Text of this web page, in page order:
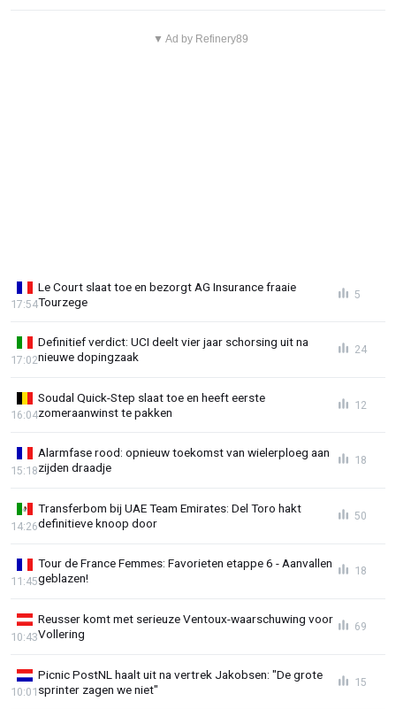
▼ Ad by Refinery89
Le Court slaat toe en bezorgt AG Insurance fraaie
Tourzege
17:54
5
Definitief verdict: UCI deelt vier jaar schorsing uit na
nieuwe dopingzaak
17:02
24
Soudal Quick-Step slaat toe en heeft eerste
zomeraanwinst te pakken
16:04
12
Alarmfase rood: opnieuw toekomst van wielerploeg aan
zijden draadje
15:18
18
Transferbom bij UAE Team Emirates: Del Toro hakt
definitieve knoop door
14:26
50
Tour de France Femmes: Favorieten etappe 6 - Aanvallen
geblazen!
11:45
18
Reusser komt met serieuze Ventoux-waarschuwing voor
Vollering
10:43
69
Picnic PostNL haalt uit na vertrek Jakobsen: "De grote
sprinter zagen we niet"
10:01
15